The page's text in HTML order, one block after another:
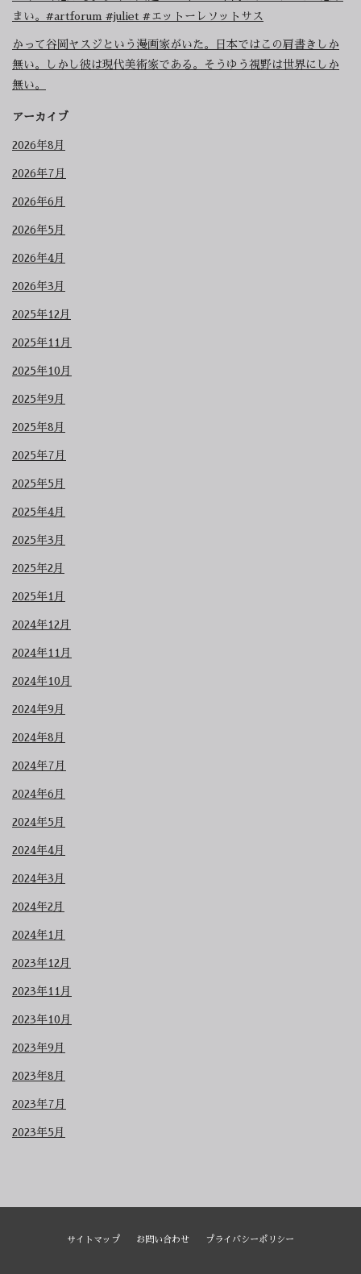
まい。#artforum #juliet #エットーレソットサス
かって谷岡ヤスジという漫画家がいた。日本ではこの肩書きしか
無い。しかし彼は現代美術家である。そうゆう視野は世界にしか
無い。
アーカイブ
2026年8月
2026年7月
2026年6月
2026年5月
2026年4月
2026年3月
2025年12月
2025年11月
2025年10月
2025年9月
2025年8月
2025年7月
2025年5月
2025年4月
2025年3月
2025年2月
2025年1月
2024年12月
2024年11月
2024年10月
2024年9月
2024年8月
2024年7月
2024年6月
2024年5月
2024年4月
2024年3月
2024年2月
2024年1月
2023年12月
2023年11月
2023年10月
2023年9月
2023年8月
2023年7月
2023年5月
サイトマップ お問い合わせ プライバシーポリシー